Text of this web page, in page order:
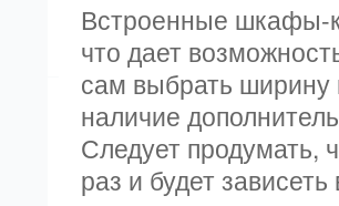
Встроенные шкафы-
что дает
сам выбрать ширину
наличие
Следует продумать,
раз и будет